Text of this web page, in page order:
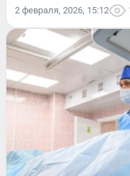
2 февраля, 2026, 15:12